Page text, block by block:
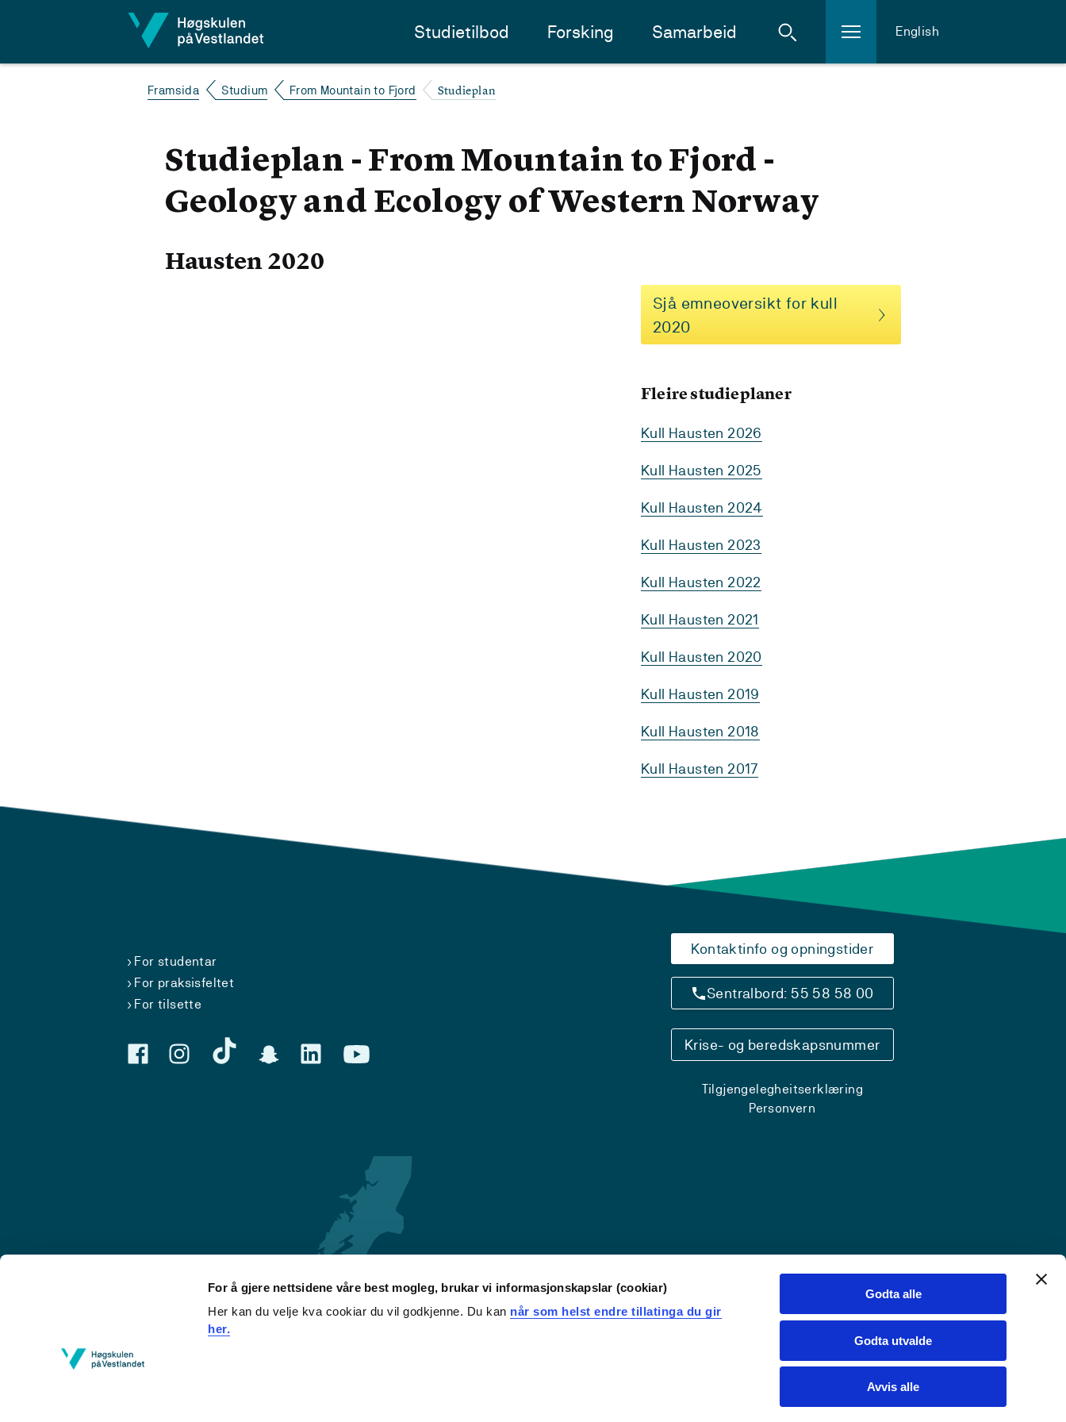
For å gjere nettsidene våre best mogleg, brukar vi informasjonskapslar (cookiar)
Her kan du velje kva cookiar du vil godkjenne. Du kan når som helst endre tillatinga du gir
her.
Godta alle
Godta utvalde
Avvis alle
Studietilbod Forsking Samarbeid English
Framsida Studium From Mountain to Fjord Studieplan
Studieplan - From Mountain to Fjord -
Geology and Ecology of Western Norway
Hausten 2020
Sjå emneoversikt for kull
2020
Fleire studieplaner
Kull Hausten 2026
Kull Hausten 2025
Kull Hausten 2024
Kull Hausten 2023
Kull Hausten 2022
Kull Hausten 2021
Kull Hausten 2020
Kull Hausten 2019
Kull Hausten 2018
Kull Hausten 2017
For studentar
For praksisfeltet
For tilsette
Kontaktinfo og opningstider
Sentralbord: 55 58 58 00
Krise- og beredskapsnummer
Tilgjengelegheitserklæring
Personvern